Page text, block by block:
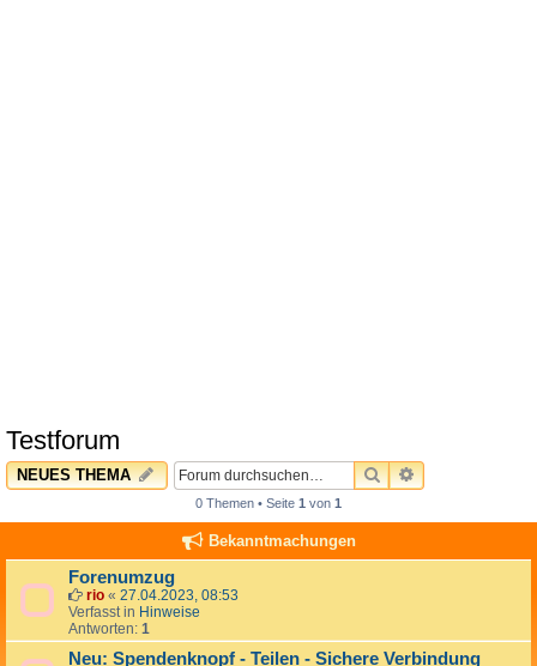
Testforum
NEUES THEMA SUCHEERWEITERTE
0 Themen • Seite 1 von 1
Bekanntmachungen
Forenumzug
rio « 27.04.2023, 08:53
Verfasst in Hinweise
Antworten: 1
Neu: Spendenknopf - Teilen - Sichere Verbindung